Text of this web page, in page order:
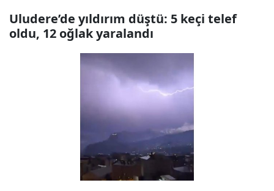
Uludere’de yıldırım düştü: 5 keçi telef
oldu, 12 oğlak yaralandı